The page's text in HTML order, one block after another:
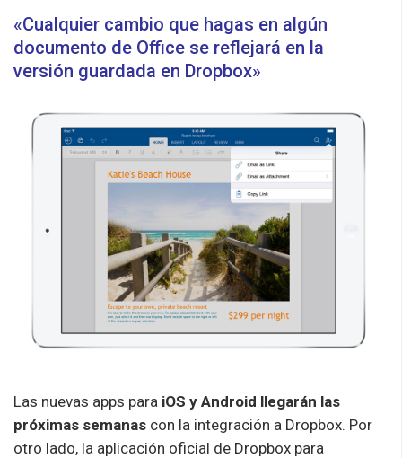
«Cualquier cambio que hagas en algún
documento de Office se reflejará en la
versión guardada en Dropbox»
Las nuevas apps para iOS y Android llegarán las
próximas semanas con la integración a Dropbox. Por
otro lado, la aplicación oficial de Dropbox para